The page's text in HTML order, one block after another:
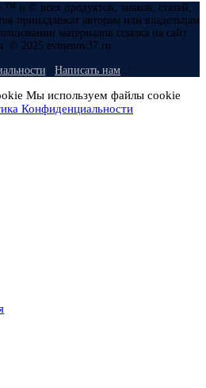
и © всех продуктов, знаков, статей,
принадлежат авторам или владельцам
материалов ссылка на сайт
© 2025 evmenov37.ru
Написать нам
Мы используем файлы cookie
Конфиденциальности